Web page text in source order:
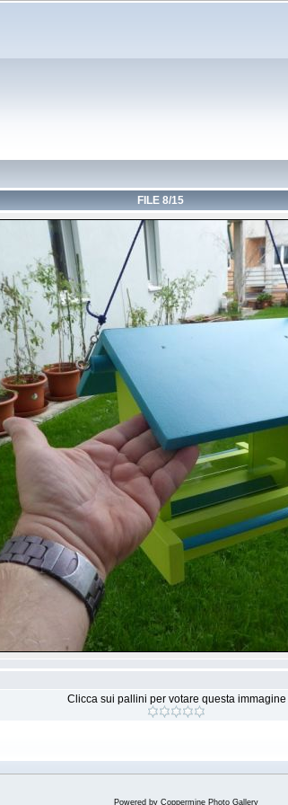
FILE 8/15
Clicca sui pallini per votare questa immagine
Powered by Coppermine Photo Gallery